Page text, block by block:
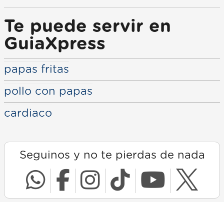
Te puede servir en
GuiaXpress
papas fritas
pollo con papas
cardiaco
Seguinos y no te pierdas de nada